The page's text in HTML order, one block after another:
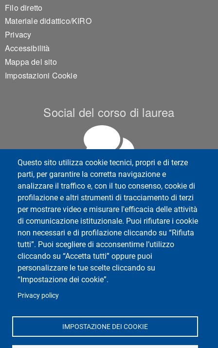
Questo sito utilizza cookie tecnici, propri e di terze
parti, per garantire la corretta navigazione e
analizzare il traffico e, con il tuo consenso, cookie di
profilazione e altri strumenti di tracciamento di terzi
per mostrare video e misurare l'efficacia delle attività
di comunicazione istituzionale. Puoi rifiutare i cookie
non necessari e di profilazione cliccando su “Rifiuta
tutti”. Puoi scegliere di acconsentirne l’utilizzo
cliccando su “Accetta tutti” oppure puoi
personalizzare le tue scelte cliccando su
“Impostazione dei cookie”.
Privacy policy
IMPOSTAZIONE DEI COOKIE
Filo diretto
Materiale didattico/KIRO
Privacy
Accessibilità
Mappa del sito
Impostazioni Cookie
Social del corso di laurea
Dipartimento di Scienze Politiche e Sociali
Università degli Studi di Pavia
Corso Strada Nuova, 65 - 27100 Pavia
Social di Ateneo